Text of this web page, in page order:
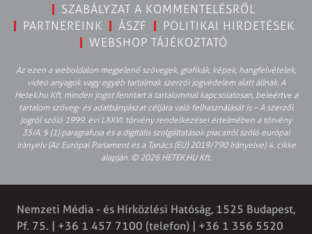
SZABÁLYZAT A KOMMENTELÉSRŐL
PARTNEREINK
ÁSZF
POLITIKAI HIRDETÉSEK
WEBSHOP TÁJÉKOZTATÓ
Az ezen a weboldalon megjelenő szövegek, grafikák, képek, hangfelvételek,
video anyagok vagy egyéb tartalmak szerzői jogvédelem alatt állnak. A
Hetek.hu Kft. minden jogot fenntart a tartalommal kapcsolatosan, beleértve a
tartalom szöveg- és adatbányászat céljára való felhasználását is – A szerzői
jogról szóló 1999. évi LXXVI. törvény rendelkezései értelmében a törvény
35/A. § (1) paragrafusa és a digitális szolgáltatások piacairól szóló európai
irányelv (Az Európai Parlament és a Tanács (EU) 2019/790 Irányelve) 4. cikke
alapján. © 2026 HETEK.HU Kft.
Nemzeti Média - és Hírközlési Hatóság, 1525 Budapest,
Pf. 75. | +36 1 457 7100 (telefon) | +36 1 356 5520